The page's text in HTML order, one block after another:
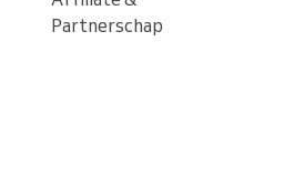
Partnerschap